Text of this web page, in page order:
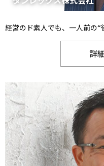
経営のド素人でも、一人前の“
詳